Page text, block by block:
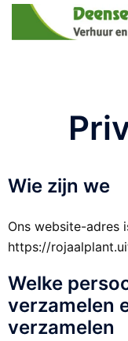
Wie zijn we
Ons website-adres
https://
Welke
verzamelen
verzamelen